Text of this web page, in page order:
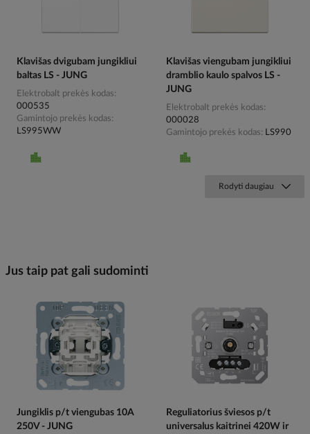
Klavišas dvigubam jungikliui
baltas LS - JUNG
Elektrobalt prekės kodas
000535
Gamintojo prekės kodas
LS995WW
Klavišas viengubam jungikliui
dramblio kaulo spalvos LS -
JUNG
Elektrobalt prekės kodas
000028
Gamintojo prekės kodas
LS990
Rodyti daugiau
Jus taip pat gali sudominti
Jungiklis p/t viengubas 10A
250V - JUNG
Reguliatorius šviesos p/t
universalus kaitrinei 420W ir